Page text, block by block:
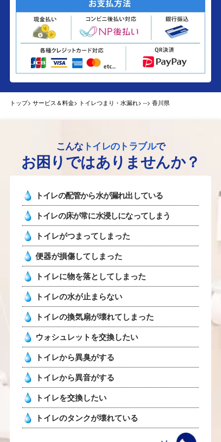
トップ> サービス＆料金> トイレつまり・水漏れ> --> 香川県
こんなトイレのトラブルで
お困りではありませんか？
トイレの配管から水が漏れ出している
トイレの床が常に水浸しになってしまう
トイレがつまってしまった
便器が損傷してしまった
トイレに物を落としてしまった
トイレの水が止まらない
トイレの換気扇が壊れてしまった
ウォシュレットを交換したい
トイレから異臭がする
トイレから異音がする
トイレを交換したい
トイレのタンクが壊れている